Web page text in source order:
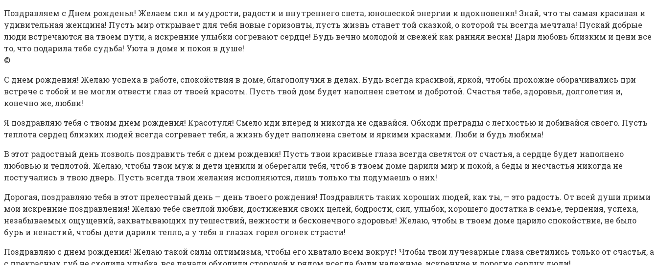
Поздравляем с Днем рожденья! Желаем сил и мудрости, радости и внутреннего света, юношеской энергии и вдохновения! Знай, что ты самая красивая и
удивительная женщина! Пусть мир открывает для тебя новые горизонты, пусть жизнь станет той сказкой, о которой ты всегда мечтала! Пускай добрые
люди встречаются на твоем пути, а искренние улыбки согревают сердце! Будь вечно молодой и свежей как ранняя весна! Дари любовь близким и цени все
то, что подарила тебе судьба! Уюта в доме и покоя в душе!
©
С днем рождения! Желаю успеха в работе, спокойствия в доме, благополучия в делах. Будь всегда красивой, яркой, чтобы прохожие оборачивались при
встрече с тобой и не могли отвести глаз от твоей красоты. Пусть твой дом будет наполнен светом и добротой. Счастья тебе, здоровья, долголетия и,
конечно же, любви!
Я поздравляю тебя с твоим днем рождения! Красотуля! Смело иди вперед и никогда не сдавайся. Обходи преграды с легкостью и добивайся своего. Пусть
теплота сердец близких людей всегда согревает тебя, а жизнь будет наполнена светом и яркими красками. Люби и будь любима!
В этот радостный день позволь поздравить тебя с днем рождения! Пусть твои красивые глаза всегда светятся от счастья, а сердце будет наполнено
любовью и теплотой. Желаю, чтобы твои муж и дети ценили и оберегали тебя, чтоб в твоем доме царили мир и покой, а беды и несчастья никогда не
постучались в твою дверь. Пусть всегда твои желания исполняются, лишь только ты подумаешь о них!
Дорогая, поздравляю тебя в этот прелестный день — день твоего рождения! Поздравлять таких хороших людей, как ты, — это радость. От всей души прими
мои искренние поздравления! Желаю тебе светлой любви, достижения своих целей, бодрости, сил, улыбок, хорошего достатка в семье, терпения, успеха,
незабываемых ощущений, захватывающих путешествий, нежности и бесконечного здоровья! Желаю, чтобы в твоем доме царило спокойствие, не было
бурь и ненастий, чтобы дети дарили тепло, а у тебя в глазах горел огонек страсти!
Поздравляю с днем рождения! Желаю такой силы оптимизма, чтобы его хватало всем вокруг! Чтобы твои лучезарные глаза светились только от счастья, а